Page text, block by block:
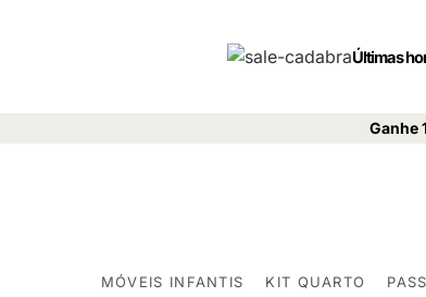
Últimas
Ganhe
MÓVEIS INFANTIS KIT QUARTO